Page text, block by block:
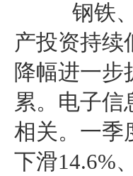
钢铁、
产投资持续
降幅进一
累。电子信
相关。一季
下滑14.6%